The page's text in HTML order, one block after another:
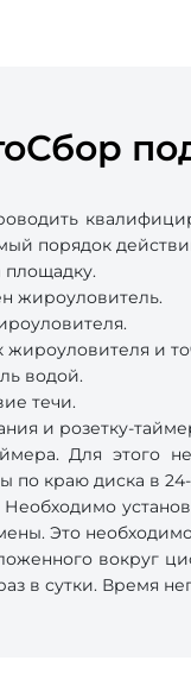
порядок
жироуловитель.
и
водой.
течи.
и розетку-
Для этого
по краю диска в
Это
вокруг
в сутки. Время